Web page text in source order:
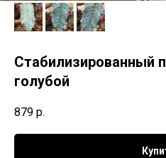
Стабилизированный
голубой
879 р.